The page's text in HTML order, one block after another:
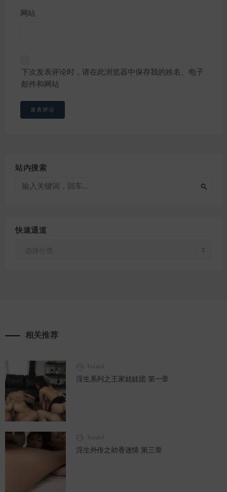
网站
下次发表评论时，请在此浏览器中保存我的姓名、电子
邮件和网站
站内搜索
快速通道
相关推荐
淫生系列之王家娃娃团 第一章
淫生外传之幼香迷情 第三章